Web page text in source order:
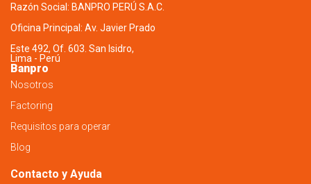
Razón Social: BANPRO PERÚ S.A.C.
Oficina Principal: Av. Javier Prado
Este 492, Of. 603. San Isidro,
Lima - Perú
Banpro
Nosotros
Factoring
Requisitos para operar
Blog
Contacto y Ayuda